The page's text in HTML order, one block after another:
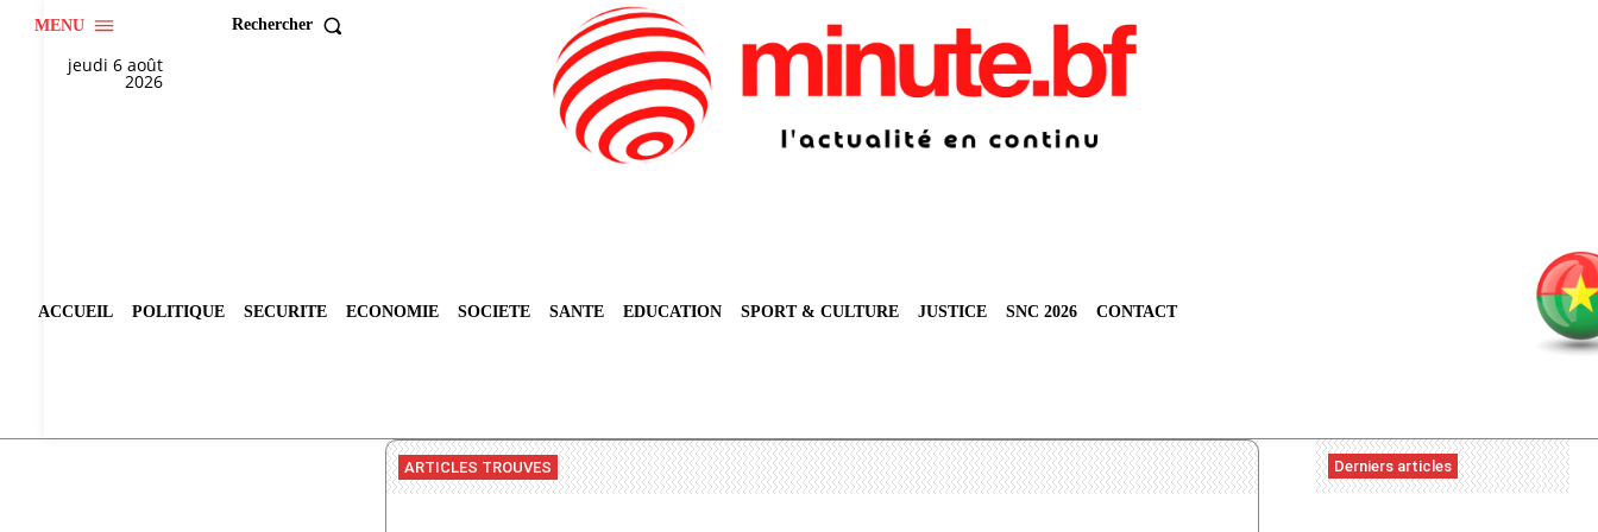
MENU Rechercher
jeudi 6 août
2026
ACCUEIL POLITIQUE SECURITE ECONOMIE SOCIETE SANTE EDUCATION SPORT & CULTURE JUSTICE SNC 2026 CONTACT
ARTICLES TROUVES Derniers articles